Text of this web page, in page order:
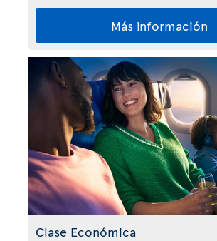
Más información
Clase Económica